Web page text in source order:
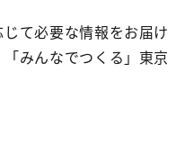
て必要な情報をお届け
みんなでつくる」東京